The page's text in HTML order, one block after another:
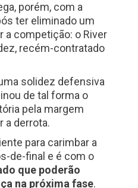
porém, com a
ter eliminado um
a competição: o River
recém-contratado
solidez defensiva
de tal forma o
pela margem
a derrota.
para carimbar a
de-final e é com o
que poderão
na próxima fase.